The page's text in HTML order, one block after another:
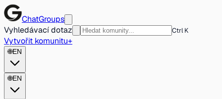
ChatGroups
Vyhledávací dotaz
Ctrl K
Vytvořit komunitu+
🌐EN
🌐EN